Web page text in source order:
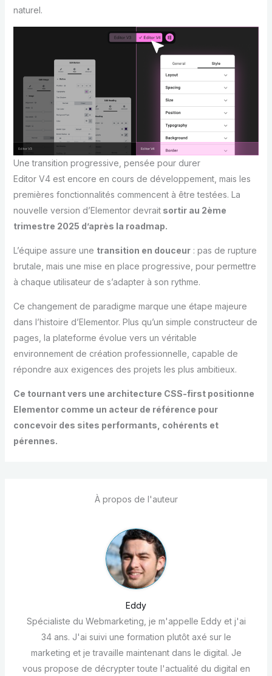
naturel.
Une transition progressive, pensée pour durer
Editor V4 est encore en cours de développement, mais les
premières fonctionnalités commencent à être testées. La
nouvelle version d’Elementor devraitsortir au 2ème
trimestre 2025 d’après la roadmap.
L’équipe assure une transition en douceur: pas de rupture
brutale, mais une mise en place progressive, pour permettre
à chaque utilisateur de s’adapter à son rythme.
Ce changement de paradigme marque une étape majeure
dans l’histoire d’Elementor. Plus qu’un simple constructeur de
pages, la plateforme évolue vers un véritable
environnement de création professionnelle, capable de
répondre aux exigences des projets les plus ambitieux.
Ce tournant vers une architecture CSS-first positionne
Elementor comme un acteur de référence pour
concevoir des sites performants, cohérents et
pérennes.
À propos de l'auteur
Eddy
Spécialiste du Webmarketing, je m'appelle Eddy et j'ai
34 ans. J'ai suivi une formation plutôt axé sur le
marketing et je travaille maintenant dans le digital. Je
vous propose de décrypter toute l'actualité du digital en